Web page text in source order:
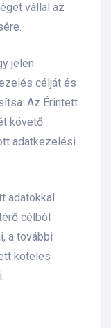
vállal az
jelen
célját és
Az Érintett
követő
adatkezelési
adatokkal
célból
a további
köteles